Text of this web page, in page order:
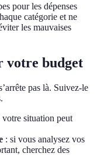
pour les dépenses
catégorie et ne
les mauvaises
votre budget
pas là. Suivez-le
votre situation peut
: si vous analysez vos
cherchez des